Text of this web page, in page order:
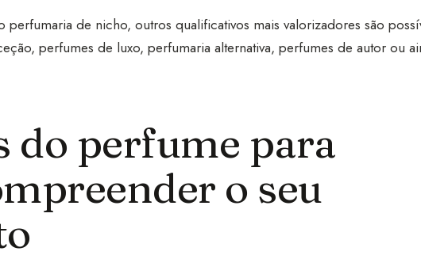
perfumaria de nicho, outros qualificativos mais valorizadores são
perfumes de luxo, perfumaria alternativa, perfumes de autor ou
do perfume para
o seu